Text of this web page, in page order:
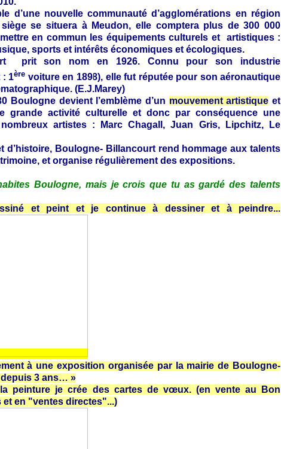
d’une nouvelle communauté d’agglomérations en région
se situera à Meudon, elle comptera plus de 300 000
en commun les équipements culturels et
artistiques :
sports et intérêts économiques et écologiques.
prit son nom en 1926. Connu pour son industrie
: 1ère voiture en 1898), elle fut réputée pour son aéronautique
(E.J.Marey)
Boulogne devient l’emblème d’un mouvement artistique et
grande activité culturelle et donc par conséquence une
artistes : Marc Chagall, Juan Gris, Lipchitz, Le
d’histoire, Boulogne- Billancourt rend hommage aux talents
et organise régulièrement des expositions.
Boulogne, mais je crois que tu as gardé des talents
et peint et je continue à dessiner et à peindre...
à une exposition organisée par la mairie de Boulogne-
3 ans… »
peinture je crée des cartes de vœux. (en vente au Bon
et en "ventes directes"...)